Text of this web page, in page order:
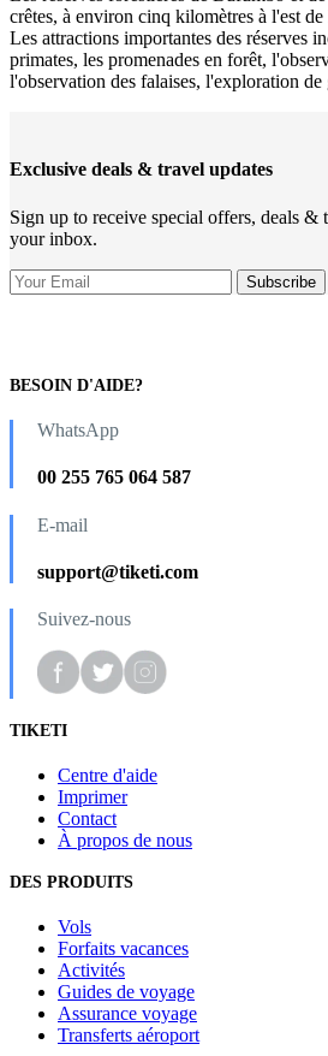
crêtes, à environ cinq kilomètres à l'est
Les attractions importantes des réserves
primates, les promenades en forêt,
l'observation des falaises, l'exploration de
Exclusive deals & travel updates
Sign up to receive special offers, deals &
your inbox.
BESOIN D'AIDE?
WhatsApp
00 255 765 064 587
E-mail
support@tiketi.com
Suivez-nous
TIKETI
Centre d'aide
Imprimer
Contact
À propos de nous
DES PRODUITS
Vols
Forfaits vacances
Activités
Guides de voyage
Assurance voyage
Transferts aéroport